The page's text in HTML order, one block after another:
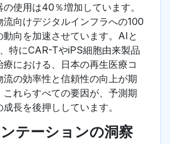
使用は40％増加しています。
向けデジタルインフラへの100
向を加速させています。AIと
特にCAR-TやiPS細胞由来製品
療における、日本の再生医療コ
流の効率性と信頼性の向上が期
れらすべての要因が、予測期
長を後押ししています。
テーションの洞察